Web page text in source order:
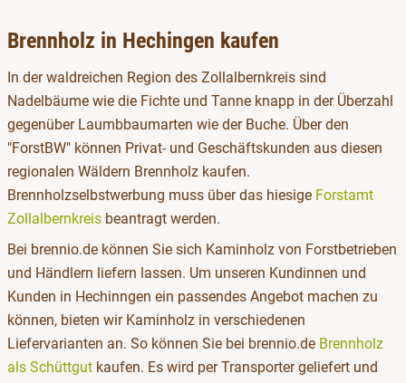
Brennholz in Hechingen kaufen
In der waldreichen Region des Zollalbernkreis sind
Nadelbäume wie die Fichte und Tanne knapp in der Überzahl
gegenüber Laumbbaumarten wie der Buche. Über den
"ForstBW" können Privat- und Geschäftskunden aus diesen
regionalen Wäldern Brennholz kaufen.
Brennholzselbstwerbung muss über das hiesige Forstamt
Zollalbernkreis beantragt werden.
Bei brennio.de können Sie sich Kaminholz von Forstbetrieben
und Händlern liefern lassen. Um unseren Kundinnen und
Kunden in Hechinngen ein passendes Angebot machen zu
können, bieten wir Kaminholz in verschiedenen
Liefervarianten an. So können Sie bei brennio.de Brennholz
als Schüttgut kaufen. Es wird per Transporter geliefert und